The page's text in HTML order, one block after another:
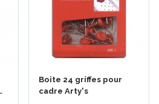
Boite 24 griffes pour
cadre Arty's